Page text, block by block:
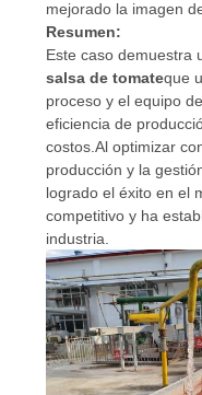
mejorado la imagen
Resumen:
Este caso demuestra
salsa de tomateque
proceso y el equipo
eficiencia de
costos.Al optimizar
producción y la
logrado el éxito en el
competitivo y ha
industria.